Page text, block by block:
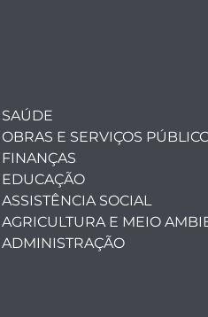
E SERVIÇOS
SOCIAL
E MEIO